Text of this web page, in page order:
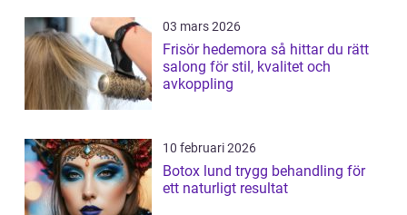
03 mars 2026
Frisör hedemora så hittar du rätt
salong för stil, kvalitet och
avkoppling
10 februari 2026
Botox lund trygg behandling för
ett naturligt resultat